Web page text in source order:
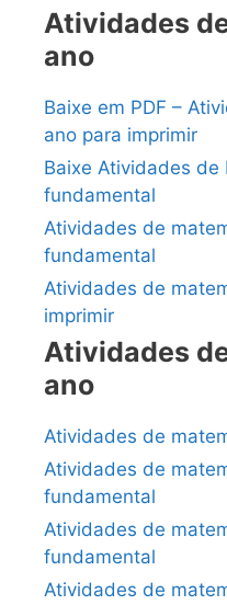
Atividades
ano
Baixe em PDF –
ano para imprimir
Baixe Atividades de
fundamental
Atividades de
fundamental
Atividades de
imprimir
Atividades
ano
Atividades de
Atividades de
fundamental
Atividades de
fundamental
Atividades de